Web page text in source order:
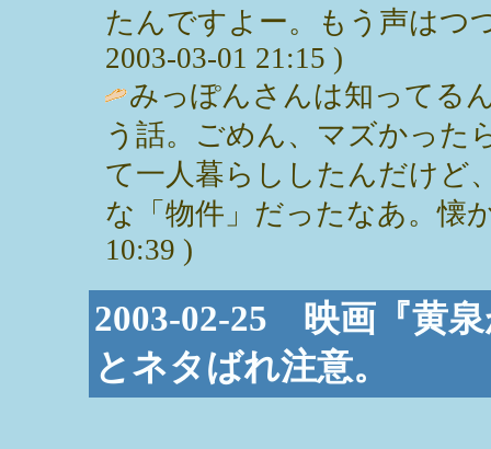
たんですよー。もう声はつ
2003-03-01 21:15 )
みっぽんさんは知ってる
う話。ごめん、マズかった
て一人暮らししたんだけど
な「物件」だったなあ。懐
10:39 )
2003-02-25 映画『黄
とネタばれ注意。